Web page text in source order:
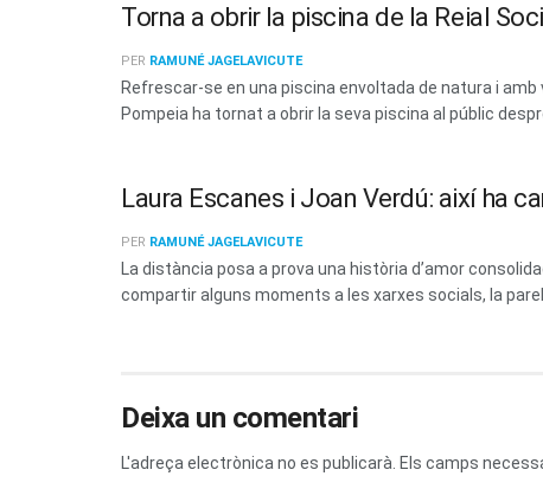
Torna a obrir la piscina de la Reial
PER RAMUNÉ JAGELAVICUTE
Refrescar-se en una piscina envoltada de natura i
Pompeia ha tornat a obrir la seva piscina al públic
Laura Escanes i Joan Verdú: així ha
PER RAMUNÉ JAGELAVICUTE
La distància posa a prova una història d’amor
compartir alguns moments a les xarxes socials, la
Deixa un comentari
L'adreça electrònica no es publicarà. Els camps